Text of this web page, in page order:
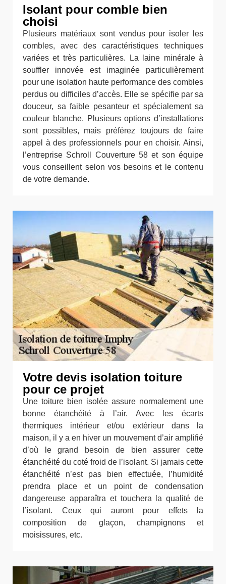
Isolant pour comble bien
choisi
Plusieurs matériaux sont vendus pour isoler les
combles, avec des caractéristiques techniques
variées et très particulières. La laine minérale à
souffler innovée est imaginée particulièrement
pour une isolation haute performance des combles
perdus ou difficiles d’accès. Elle se spécifie par sa
douceur, sa faible pesanteur et spécialement sa
couleur blanche. Plusieurs options d’installations
sont possibles, mais préférez toujours de faire
appel à des professionnels pour en choisir. Ainsi,
l’entreprise Schroll Couverture 58 et son équipe
vous conseillent selon vos besoins et le contenu
de votre demande.
Votre devis isolation toiture
pour ce projet
Une toiture bien isolée assure normalement une
bonne étanchéité à l’air. Avec les écarts
thermiques intérieur et/ou extérieur dans la
maison, il y a en hiver un mouvement d’air amplifié
d’où le grand besoin de bien assurer cette
étanchéité du coté froid de l’isolant. Si jamais cette
étanchéité n’est pas bien effectuée, l’humidité
prendra place et un point de condensation
dangereuse apparaîtra et touchera la qualité de
l’isolant. Ceux qui auront pour effets la
composition de glaçon, champignons et
moisissures, etc.